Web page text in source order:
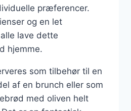
præferencer.
og en let
lave dette
hjemme.
som tilbehør til en
af en brunch eller som
med oliven helt